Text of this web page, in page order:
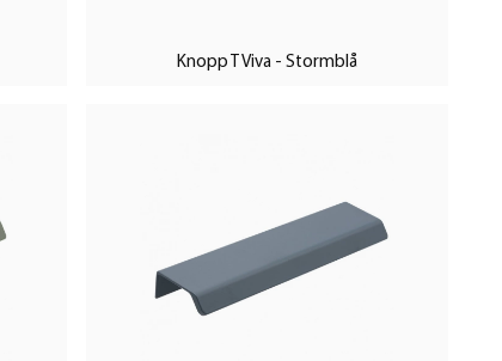
Knopp T Viva - Stormblå